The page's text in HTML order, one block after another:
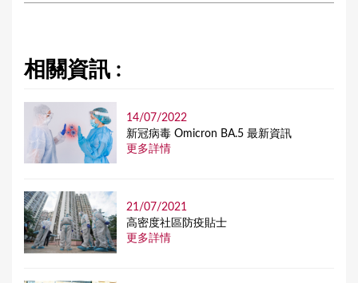
相關資訊 :
14/07/2022
新冠病毒 Omicron BA.5 最新資訊
更多詳情
21/07/2021
高密度社區防疫貼士
更多詳情